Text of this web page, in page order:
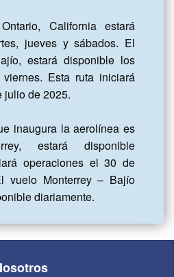
California estará
jueves y sábados. El
estará disponible los
Esta ruta iniciará
julio de 2025.
inaugura la aerolínea es
estará disponible
operaciones el 30 de
vuelo Monterrey – Bajío
diariamente.